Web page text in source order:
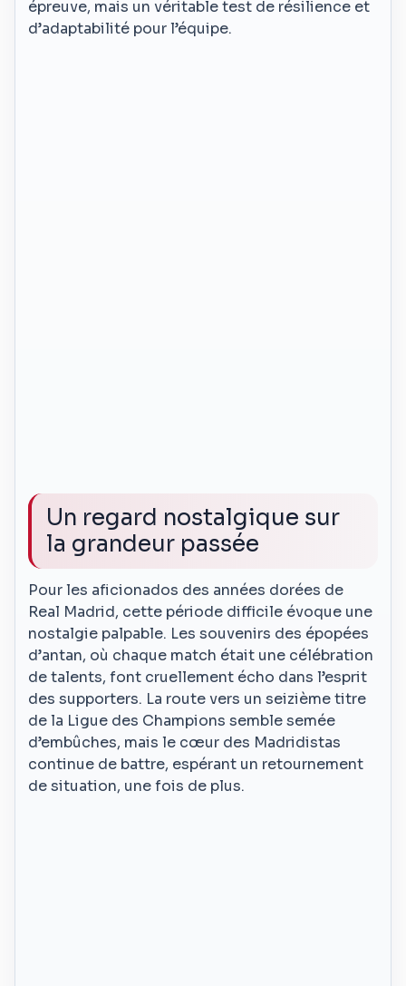
épreuve, mais un véritable test de résilience et
d’adaptabilité pour l’équipe.
Un regard nostalgique sur
la grandeur passée
Pour les aficionados des années dorées de
Real Madrid, cette période difficile évoque une
nostalgie palpable. Les souvenirs des épopées
d’antan, où chaque match était une célébration
de talents, font cruellement écho dans l’esprit
des supporters. La route vers un seizième titre
de la Ligue des Champions semble semée
d’embûches, mais le cœur des Madridistas
continue de battre, espérant un retournement
de situation, une fois de plus.